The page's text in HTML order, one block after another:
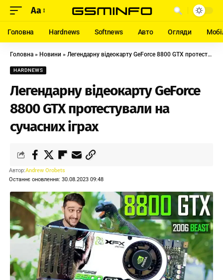
Aa
Головна Hardnews Softnews Авто Огляди
Головна » Новини » Легендарну відеокарту GeForce 8800 GTX протестували на сучасних іграх
HARDNEWS
Легендарну відеокарту GeForce
8800 GTX протестували на
сучасних іграх
Останнє оновлення: 30.08.2023 09:48
Автор:Andrew Orobets